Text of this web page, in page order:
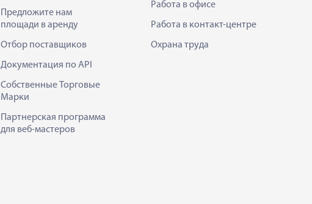
Предложите нам
площади в аренду
Отбор поставщиков
Документация по API
Собственные Торговые
Марки
Партнерская программа
для веб-мастеров
Работа в офисе
Работа в контакт-центре
Охрана труда